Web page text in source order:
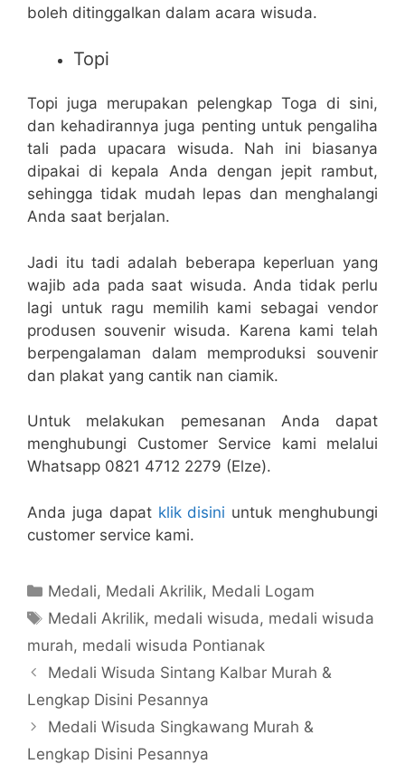
boleh ditinggalkan dalam acara wisuda.
Topi
Topi juga merupakan pelengkap Toga di sini,
dan kehadirannya juga penting untuk pengaliha
tali pada upacara wisuda. Nah ini biasanya
dipakai di kepala Anda dengan jepit rambut,
sehingga tidak mudah lepas dan menghalangi
Anda saat berjalan.
Jadi itu tadi adalah beberapa keperluan yang
wajib ada pada saat wisuda. Anda tidak perlu
lagi untuk ragu memilih kami sebagai vendor
produsen souvenir wisuda. Karena kami telah
berpengalaman dalam memproduksi souvenir
dan plakat yang cantik nan ciamik.
Untuk melakukan pemesanan Anda dapat
menghubungi Customer Service kami melalui
Whatsapp 0821 4712 2279 (Elze).
Anda juga dapat klik disini untuk menghubungi
customer service kami.
Kategori
Medali, Medali Akrilik, Medali Logam
Tag
Medali Akrilik, medali wisuda, medali wisuda
murah, medali wisuda Pontianak
Medali Wisuda Sintang Kalbar Murah &
Lengkap Disini Pesannya
Medali Wisuda Singkawang Murah &
Lengkap Disini Pesannya